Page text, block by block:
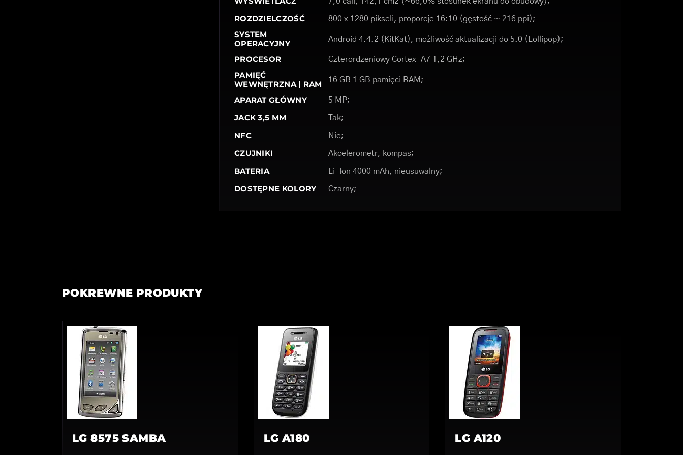
ROZDZIELCZOŚĆ 800 x 1280 pikseli, proporcje 16:10 (gęstość ~ 216 ppi);
SYSTEM
OPERACYJNY
Android 4.4.2 (KitKat), możliwość aktualizacji do 5.0 (Lollipop);
PROCESOR Czterordzeniowy Cortex-A7 1,2 GHz;
PAMIĘĆ
WEWNĘTRZNA | RAM
16 GB 1 GB pamięci RAM;
APARAT GŁÓWNY 5 MP;
JACK 3,5 MM Tak;
NFC Nie;
CZUJNIKI Akcelerometr, kompas;
BATERIA Li-Ion 4000 mAh, nieusuwalny;
DOSTĘPNE KOLORY Czarny;
POKREWNE PRODUKTY
LG 8575 SAMBA LG A180 LG A120